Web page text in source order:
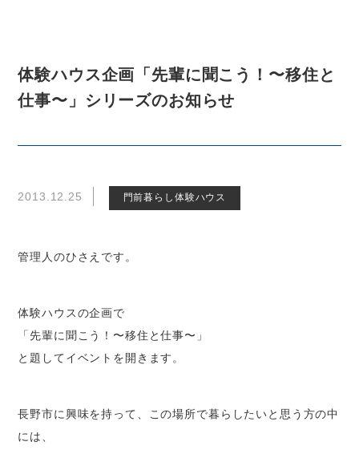
体験ハウス企画「先輩に聞こう！〜移住と
仕事〜」シリーズのお知らせ
2013.12.25 門前暮らし体験ハウス
管理人のひさえです。
体験ハウスの企画で
「先輩に聞こう！〜移住と仕事〜」
と題してイベントを開きます。
長野市に興味を持って、この場所で暮らしたいと思う方の中
には、